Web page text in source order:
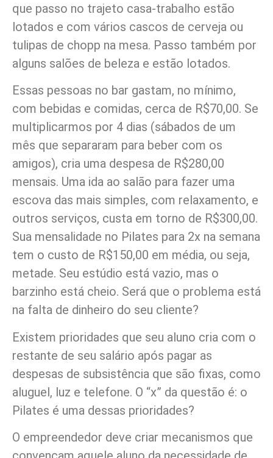
que passo no trajeto casa-trabalho estão
lotados e com vários cascos de cerveja ou
tulipas de chopp na mesa. Passo também por
alguns salões de beleza e estão lotados.
Essas pessoas no bar gastam, no mínimo,
com bebidas e comidas, cerca de R$70,00. Se
multiplicarmos por 4 dias (sábados de um
mês que separaram para beber com os
amigos), cria uma despesa de R$280,00
mensais. Uma ida ao salão para fazer uma
escova das mais simples, com relaxamento, e
outros serviços, custa em torno de R$300,00.
Sua mensalidade no Pilates para 2x na semana
tem o custo de R$150,00 em média, ou seja,
metade. Seu estúdio está vazio, mas o
barzinho está cheio. Será que o problema está
na falta de dinheiro do seu cliente?
Existem prioridades que seu aluno cria com o
restante de seu salário após pagar as
despesas de subsistência que são fixas, como
aluguel, luz e telefone. O “x” da questão é: o
Pilates é uma dessas prioridades?
O empreendedor deve criar mecanismos que